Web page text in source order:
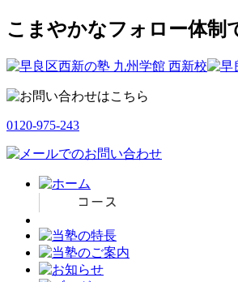
こまやかなフォロー体制
0120-975-243